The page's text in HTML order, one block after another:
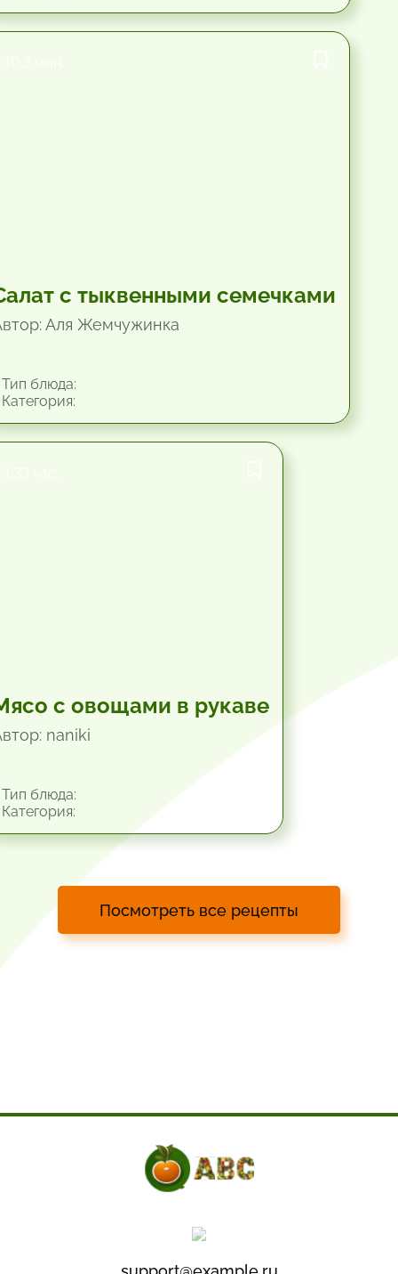
с тыквенными семечками
Аля Жемчужинка
блюда:
с овощами в рукаве
naniki
блюда:
Посмотреть все рецепты